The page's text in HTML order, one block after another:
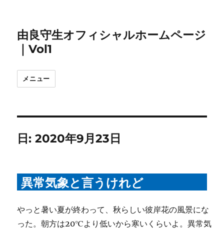
由良守生オフィシャルホームページ
｜Vol1
メニュー
日:2020年9月23日
異常気象と言うけれど
やっと暑い夏が終わって、秋らしい彼岸花の風景にな
った。朝方は20℃より低いから寒いくらいよ。異常気